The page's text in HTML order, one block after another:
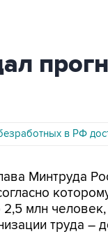
в РФ
Минтруда
млн
труда –